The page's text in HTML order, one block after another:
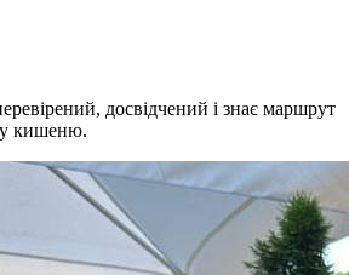
досвідчений і знає маршрут
кишеню.